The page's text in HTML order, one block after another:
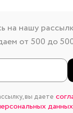
на нашу
от 500 до
вы даете